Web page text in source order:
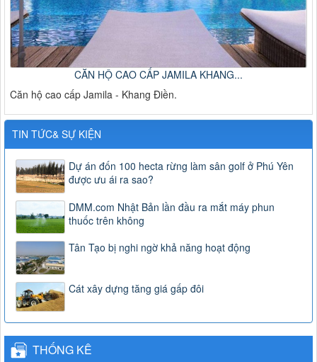
CĂN HỘ CAO CẤP JAMILA KHANG...
Căn hộ cao cấp Jamila - Khang Điền.
TIN TỨC& SỰ KIỆN
Dự án đốn 100 hecta rừng làm sân golf ở Phú Yên
được ưu ái ra sao?
DMM.com Nhật Bản lần đầu ra mắt máy phun
thuốc trên không
Tân Tạo bị nghi ngờ khả năng hoạt động
Cát xây dựng tăng giá gấp đôi
THỐNG KÊ